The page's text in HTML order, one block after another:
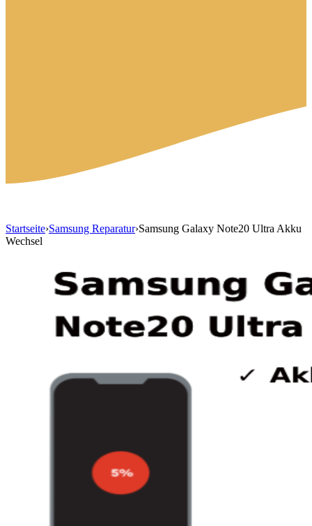
Startseite›Samsung Reparatur›Samsung Galaxy Note20 Ultra Akku
Wechsel